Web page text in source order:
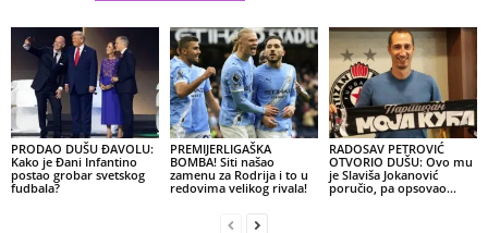
PRODAO DUŠU ĐAVOLU:
Kako je Đani Infantino
postao grobar svetskog
fudbala?
PREMIJERLIGAŠKA
BOMBA! Siti našao
zamenu za Rodrija i to u
redovima velikog rivala!
RADOSAV PETROVIĆ
OTVORIO DUŠU: Ovo mu
je Slaviša Jokanović
poručio, pa opsovao…